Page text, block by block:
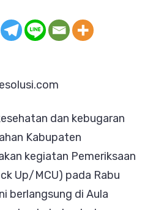
Up
dan kebugaran
Kabupaten
kegiatan Pemeriksaan
Up/MCU) pada Rabu
berlangsung di Aula